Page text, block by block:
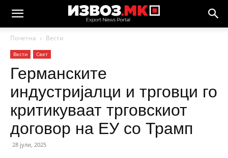
Почетна Вести
Вести Свет
Германските
индустријалци и трговци го
критикуваат трговскиот
договор на ЕУ со Трамп
28 јули, 2025